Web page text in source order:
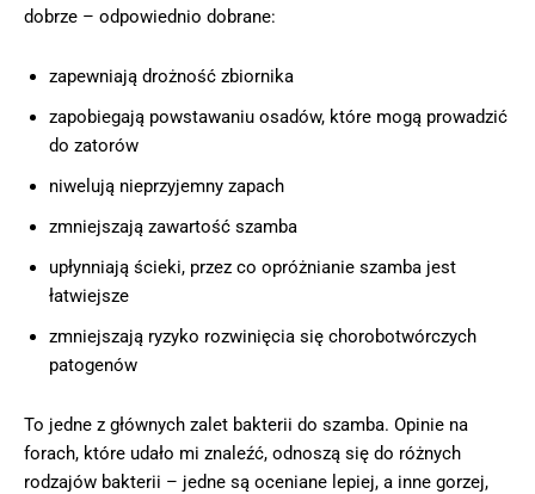
dobrze – odpowiednio dobrane:
zapewniają drożność zbiornika
zapobiegają powstawaniu osadów, które mogą prowadzić
do zatorów
niwelują nieprzyjemny zapach
zmniejszają zawartość szamba
upłynniają ścieki, przez co opróżnianie szamba jest
łatwiejsze
zmniejszają ryzyko rozwinięcia się chorobotwórczych
patogenów
To jedne z głównych zalet bakterii do szamba. Opinie na
forach, które udało mi znaleźć, odnoszą się do różnych
rodzajów bakterii – jedne są oceniane lepiej, a inne gorzej,